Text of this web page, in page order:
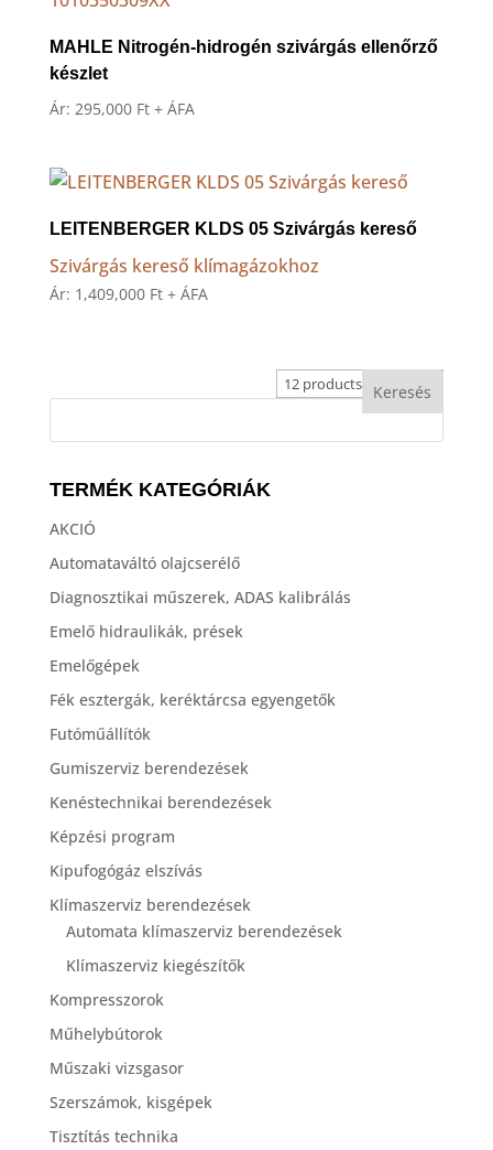
MAHLE Nitrogén-hidrogén szivárgás ellenőrző
készlet
Ár: 295,000 Ft + ÁFA
LEITENBERGER KLDS 05 Szivárgás kereső
Szivárgás kereső klímagázokhoz
Ár: 1,409,000 Ft + ÁFA
TERMÉK KATEGÓRIÁK
AKCIÓ
Automataváltó olajcserélő
Diagnosztikai műszerek, ADAS kalibrálás
Emelő hidraulikák, prések
Emelőgépek
Fék esztergák, keréktárcsa egyengetők
Futóműállítók
Gumiszerviz berendezések
Kenéstechnikai berendezések
Képzési program
Kipufogógáz elszívás
Klímaszerviz berendezések
Automata klímaszerviz berendezések
Klímaszerviz kiegészítők
Kompresszorok
Műhelybútorok
Műszaki vizsgasor
Szerszámok, kisgépek
Tisztítás technika